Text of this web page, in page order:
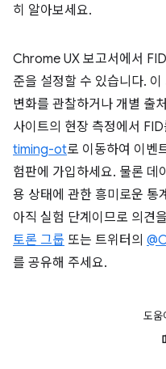
히 알아보세요.
Chrome UX 보고서에서
준을 설정할 수 있습니다.
변화를 관찰하거나 개별 출
사이트의 현장 측정에서
timing-ot로 이동하여 이벤
험판에 가입하세요. 물론 데
용 상태에 관한 흥미로운 통
아직 실험 단계이므로 의견
토론 그룹 또는 트위터의
를 공유해 주세요.
도움